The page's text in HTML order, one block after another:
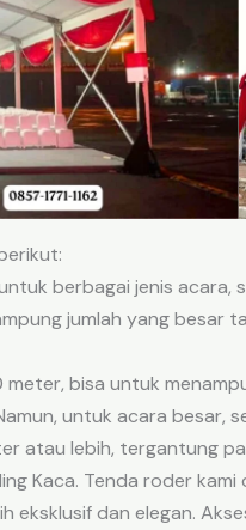
berbagai jenis
jumlah yang
bisa untuk
untuk acara
atau lebih, tergantung
Kaca. Tenda roder
eksklusif dan elegan.